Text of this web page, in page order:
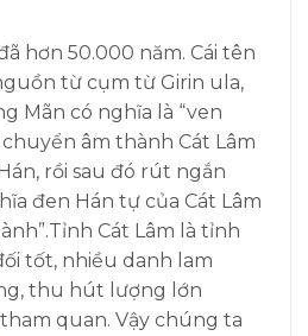
hơn 50.000 năm. Cái tên
từ cụm từ Girin ula,
Mãn có nghĩa là “ven
âm thành Cát Lâm
rồi sau đó rút ngắn
đen Hán tự của Cát Lâm
Cát Lâm là tỉnh
tốt, nhiều danh lam
thu hút lượng lớn
quan. Vậy chúng ta